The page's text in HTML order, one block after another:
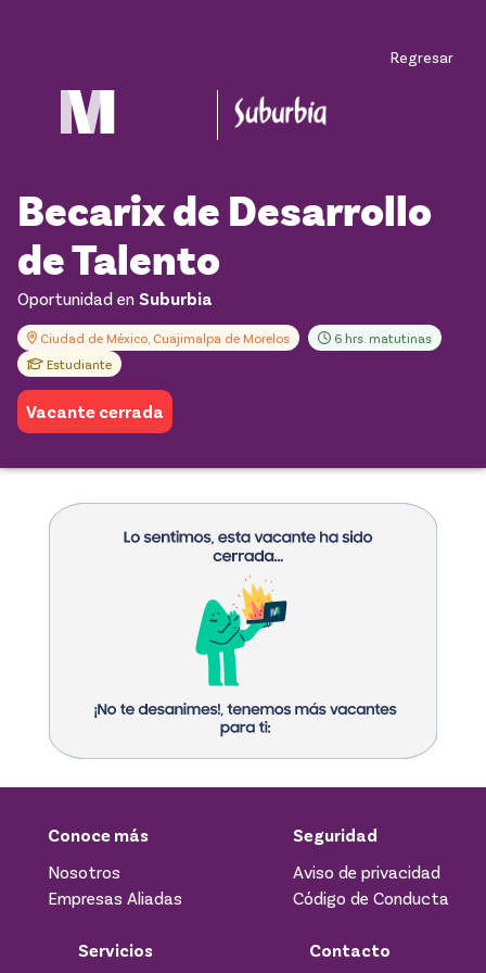
Regresar
Becarix de Desarrollo
de Talento
Oportunidad en Suburbia
Ciudad de México, Cuajimalpa de Morelos
6 hrs. matutinas
Estudiante
Vacante cerrada
Conoce más
Nosotros
Empresas Aliadas
Seguridad
Aviso de privacidad
Código de Conducta
Servicios Contacto